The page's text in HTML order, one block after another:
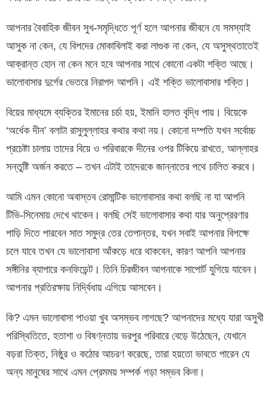
আপনার বৈবাহিক জীবন সুখ-সমৃদ্ধিতে পূর্ণ হলে আপনার জীবনে যে সমস্যাই
আসুক না কেন, যে বিপদের মোকাবিলাই করা লাগুক না কেন, যে অসুস্থতাতেই
আক্রান্ত হোন না কেন মনে হবে আপনার সাথে কোনো একটা শক্তি আছে।
ভালোবাসার দুর্গের ভেতরে নিরাপদ আপনি। এই শক্তি ভালোবাসার শক্তি।
বিয়ের মাধ্যমে ব্যক্তির ইমানের চর্চা হয়, ইমানি হালত বৃদ্ধি পায়। বিয়েকে
‘অর্ধেক দীন’ বলাটা রাসুলুল্লাহর কথার কথা নয়। কোনো দম্পতি যখন সর্বোচ্চ
প্রচেষ্টা চালায় তাদের বিয়ে ও পরিবারকে দীনের ওপর টিকিয়ে রাখতে, আল্লাহর
সন্তুষ্টি অর্জন করতে – তখন এটাই তাদেরকে জান্নাতের পথে চালিত করবে।
আমি এমন কোনো অবাস্তব রোমান্টিক ভালোবাসার কথা বলছি না যা আপনি
টিভি-সিনেমায় দেখে থাকেন। বলছি সেই ভালোবাসার কথা যার অনুপ্রেরণার
পাড়ি দিতে পারবেন সাত সমুদ্র তের তেপান্তর, যখন সবাই আপনার বিপক্ষে
চলে যাবে তখন যে ভালোবাসা আঁকড়ে ধরে থাকবেন, কারণ আপনি আপনার
সঙ্গীনির ব্যাপারে কনফিডেন্ট। তিনি চিরজীবন আপনাকে সাপোর্ট যুগিয়ে যাবেন।
আপনার প্রতিরক্ষায় নির্দ্বিধায় এগিয়ে আসবেন।
কি? এমন ভালোবাসা পাওয়া খুব অসম্ভব লাগছে? আপনাদের মধ্যে যারা অসুখী
পরিস্থিতিতে, হতাশা ও বিষণ্নতায় ভরপুর পরিবারে বেড়ে উঠেছেন, যেখানে
বড়রা তিক্ত, নিষ্ঠুর ও কঠোর আচরণ করেছে, তারা হয়তো ভাবতে পারেন যে
অন্য মানুষের সাথে এমন প্রেমময় সম্পর্ক গড়া সম্ভব কিনা।